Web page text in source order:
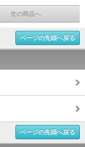
次の商品へ
ページの先頭へ戻る
ページの先頭へ戻る